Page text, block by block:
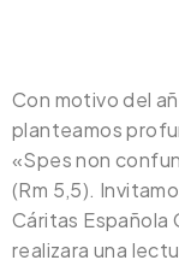
Con motivo del
planteamos
«Spes non
(Rm 5,5).
Cáritas Española
realizara una